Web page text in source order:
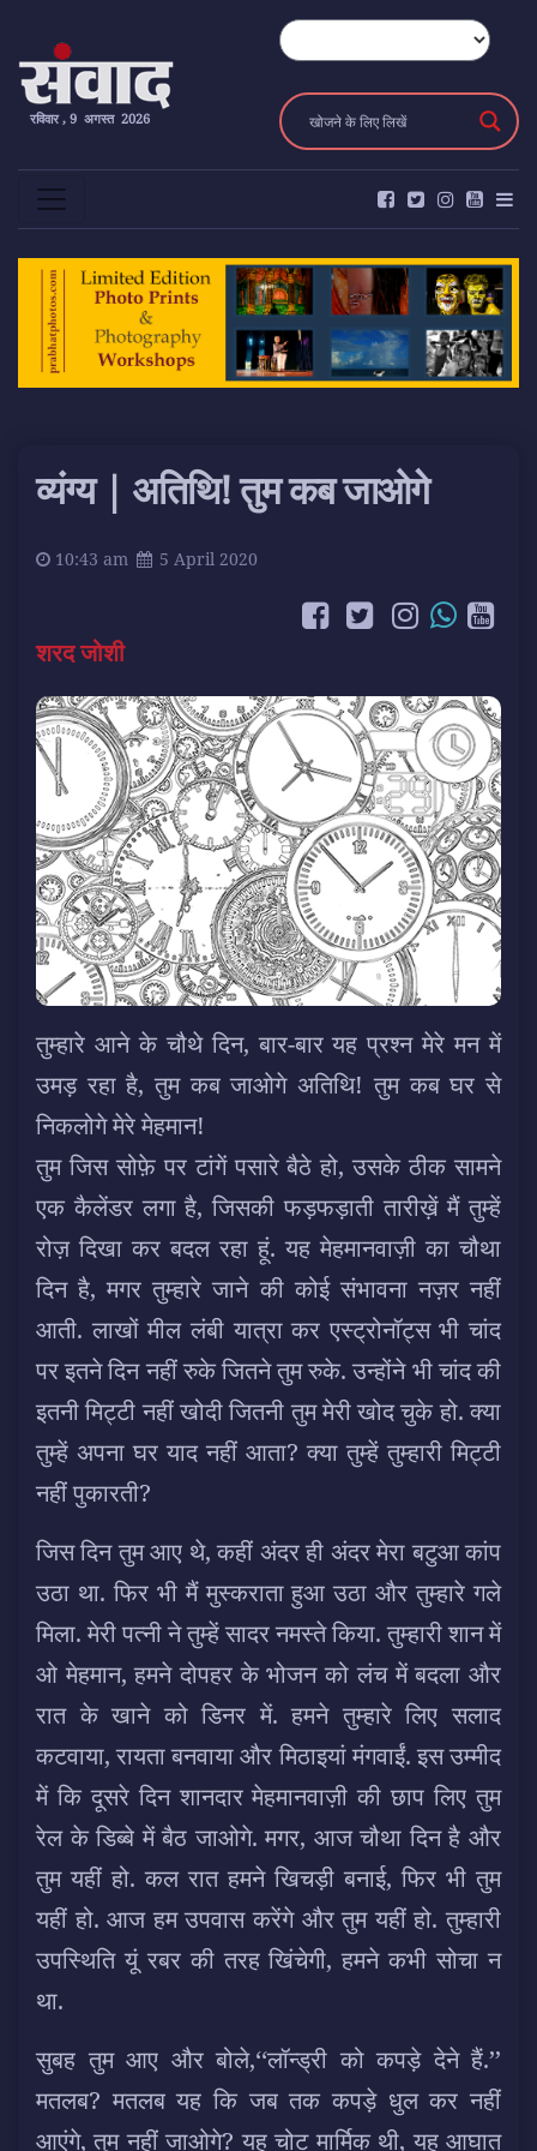
रविवार , 9 अगस्त 2026
व्यंग्य | अतिथि! तुम कब जाओगे
10:43 am 5 April 2020
शरद जोशी
तुम्हारे आने के चौथे दिन, बार-बार यह प्रश्न मेरे मन में
उमड़ रहा है, तुम कब जाओगे अतिथि! तुम कब घर से
निकलोगे मेरे मेहमान!
तुम जिस सोफ़े पर टांगें पसारे बैठे हो, उसके ठीक सामने
एक कैलेंडर लगा है, जिसकी फड़फड़ाती तारीख़ें मैं तुम्हें
रोज़ दिखा कर बदल रहा हूं. यह मेहमानवाज़ी का चौथा
दिन है, मगर तुम्हारे जाने की कोई संभावना नज़र नहीं
आती. लाखों मील लंबी यात्रा कर एस्ट्रोनॉट्स भी चांद
पर इतने दिन नहीं रुके जितने तुम रुके. उन्होंने भी चांद की
इतनी मिट्टी नहीं खोदी जितनी तुम मेरी खोद चुके हो. क्या
तुम्हें अपना घर याद नहीं आता? क्या तुम्हें तुम्हारी मिट्टी
नहीं पुकारती?
जिस दिन तुम आए थे, कहीं अंदर ही अंदर मेरा बटुआ कांप
उठा था. फिर भी मैं मुस्कराता हुआ उठा और तुम्हारे गले
मिला. मेरी पत्नी ने तुम्हें सादर नमस्ते किया. तुम्हारी शान में
ओ मेहमान, हमने दोपहर के भोजन को लंच में बदला और
रात के खाने को डिनर में. हमने तुम्हारे लिए सलाद
कटवाया, रायता बनवाया और मिठाइयां मंगवाईं. इस उम्मीद
में कि दूसरे दिन शानदार मेहमानवाज़ी की छाप लिए तुम
रेल के डिब्बे में बैठ जाओगे. मगर, आज चौथा दिन है और
तुम यहीं हो. कल रात हमने खिचड़ी बनाई, फिर भी तुम
यहीं हो. आज हम उपवास करेंगे और तुम यहीं हो. तुम्हारी
उपस्थिति यूं रबर की तरह खिंचेगी, हमने कभी सोचा न
था.
सुबह तुम आए और बोले,‘‘लॉन्ड्री को कपड़े देने हैं.’’
मतलब? मतलब यह कि जब तक कपड़े धुल कर नहीं
आएंगे, तुम नहीं जाओगे? यह चोट मार्मिक थी, यह आघात